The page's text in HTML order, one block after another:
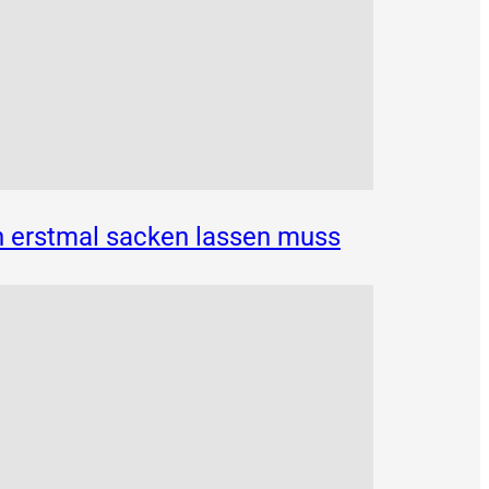
sacken lassen muss